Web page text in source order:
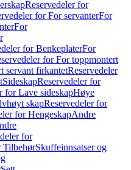
Reservedeler for
for For servanterFor
For
for BenkeplaterFor
for For toppmontert
servant firkantetReservedeler
SideskapReservedeler for
for Lave sideskapHøye
skapReservedeler for
for HengeskapAndre
for
TilbehørSkuffeinnsatser og